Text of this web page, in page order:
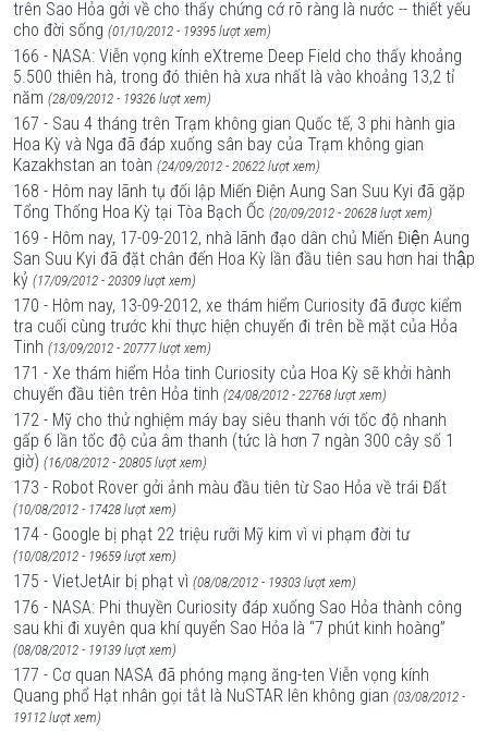
trên Sao Hỏa gởi về cho thấy chứng cớ rõ ràng là nước -- thiết yếu
cho đời sống (01/10/2012 - 19395 lượt xem)
166 - NASA: Viễn vọng kính eXtreme Deep Field cho thấy khoảng
5.500 thiên hà, trong đó thiên hà xưa nhất là vào khoảng 13,2 tỉ
năm (28/09/2012 - 19326 lượt xem)
167 - Sau 4 tháng trên Trạm không gian Quốc tế, 3 phi hành gia
Hoa Kỳ và Nga đã đáp xuống sân bay của Trạm không gian
Kazakhstan an toàn (24/09/2012 - 20622 lượt xem)
168 - Hôm nay lãnh tụ đối lập Miến Điện Aung San Suu Kyi đã gặp
Tổng Thống Hoa Kỳ tại Tòa Bạch Ốc (20/09/2012 - 20628 lượt xem)
169 - Hôm nay, 17-09-2012, nhà lãnh đạo dân chủ Miến Điện Aung
San Suu Kyi đã đặt chân đến Hoa Kỳ lần đầu tiên sau hơn hai thập
kỷ (17/09/2012 - 20309 lượt xem)
170 - Hôm nay, 13-09-2012, xe thám hiểm Curiosity đã được kiểm
tra cuối cùng trước khi thực hiện chuyến đi trên bề mặt của Hỏa
Tinh (13/09/2012 - 20777 lượt xem)
171 - Xe thám hiểm Hỏa tinh Curiosity của Hoa Kỳ sẽ khởi hành
chuyến đầu tiên trên Hỏa tinh (24/08/2012 - 22768 lượt xem)
172 - Mỹ cho thử nghiệm máy bay siêu thanh với tốc độ nhanh
gấp 6 lần tốc độ của âm thanh (tức là hơn 7 ngàn 300 cây số 1
giờ) (16/08/2012 - 20805 lượt xem)
173 - Robot Rover gởi ảnh màu đầu tiên từ Sao Hỏa về trái Đất
(10/08/2012 - 17428 lượt xem)
174 - Google bị phạt 22 triệu rưỡi Mỹ kim vì vi phạm đời tư
(10/08/2012 - 19659 lượt xem)
175 - VietJetAir bị phạt vì (08/08/2012 - 19303 lượt xem)
176 - NASA: Phi thuyền Curiosity đáp xuống Sao Hỏa thành công
sau khi đi xuyên qua khí quyển Sao Hỏa là “7 phút kinh hoàng”
(08/08/2012 - 19139 lượt xem)
177 - Cơ quan NASA đã phóng mạng ăng-ten Viễn vọng kính
Quang phổ Hạt nhân gọi tắt là NuSTAR lên không gian (03/08/2012 -
19112 lượt xem)